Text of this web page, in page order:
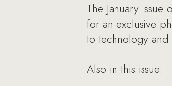
The January issue
for an exclusive
to technology and
Also in this issue: